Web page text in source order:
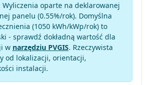
Wyliczenia oparte na deklarowanej
panelu (0.55%/rok). Domyślna
(1050 kWh/kWp/rok) to
- sprawdź dokładną wartość dla
w narzędziu PVGIS. Rzeczywista
od lokalizacji, orientacji,
instalacji.